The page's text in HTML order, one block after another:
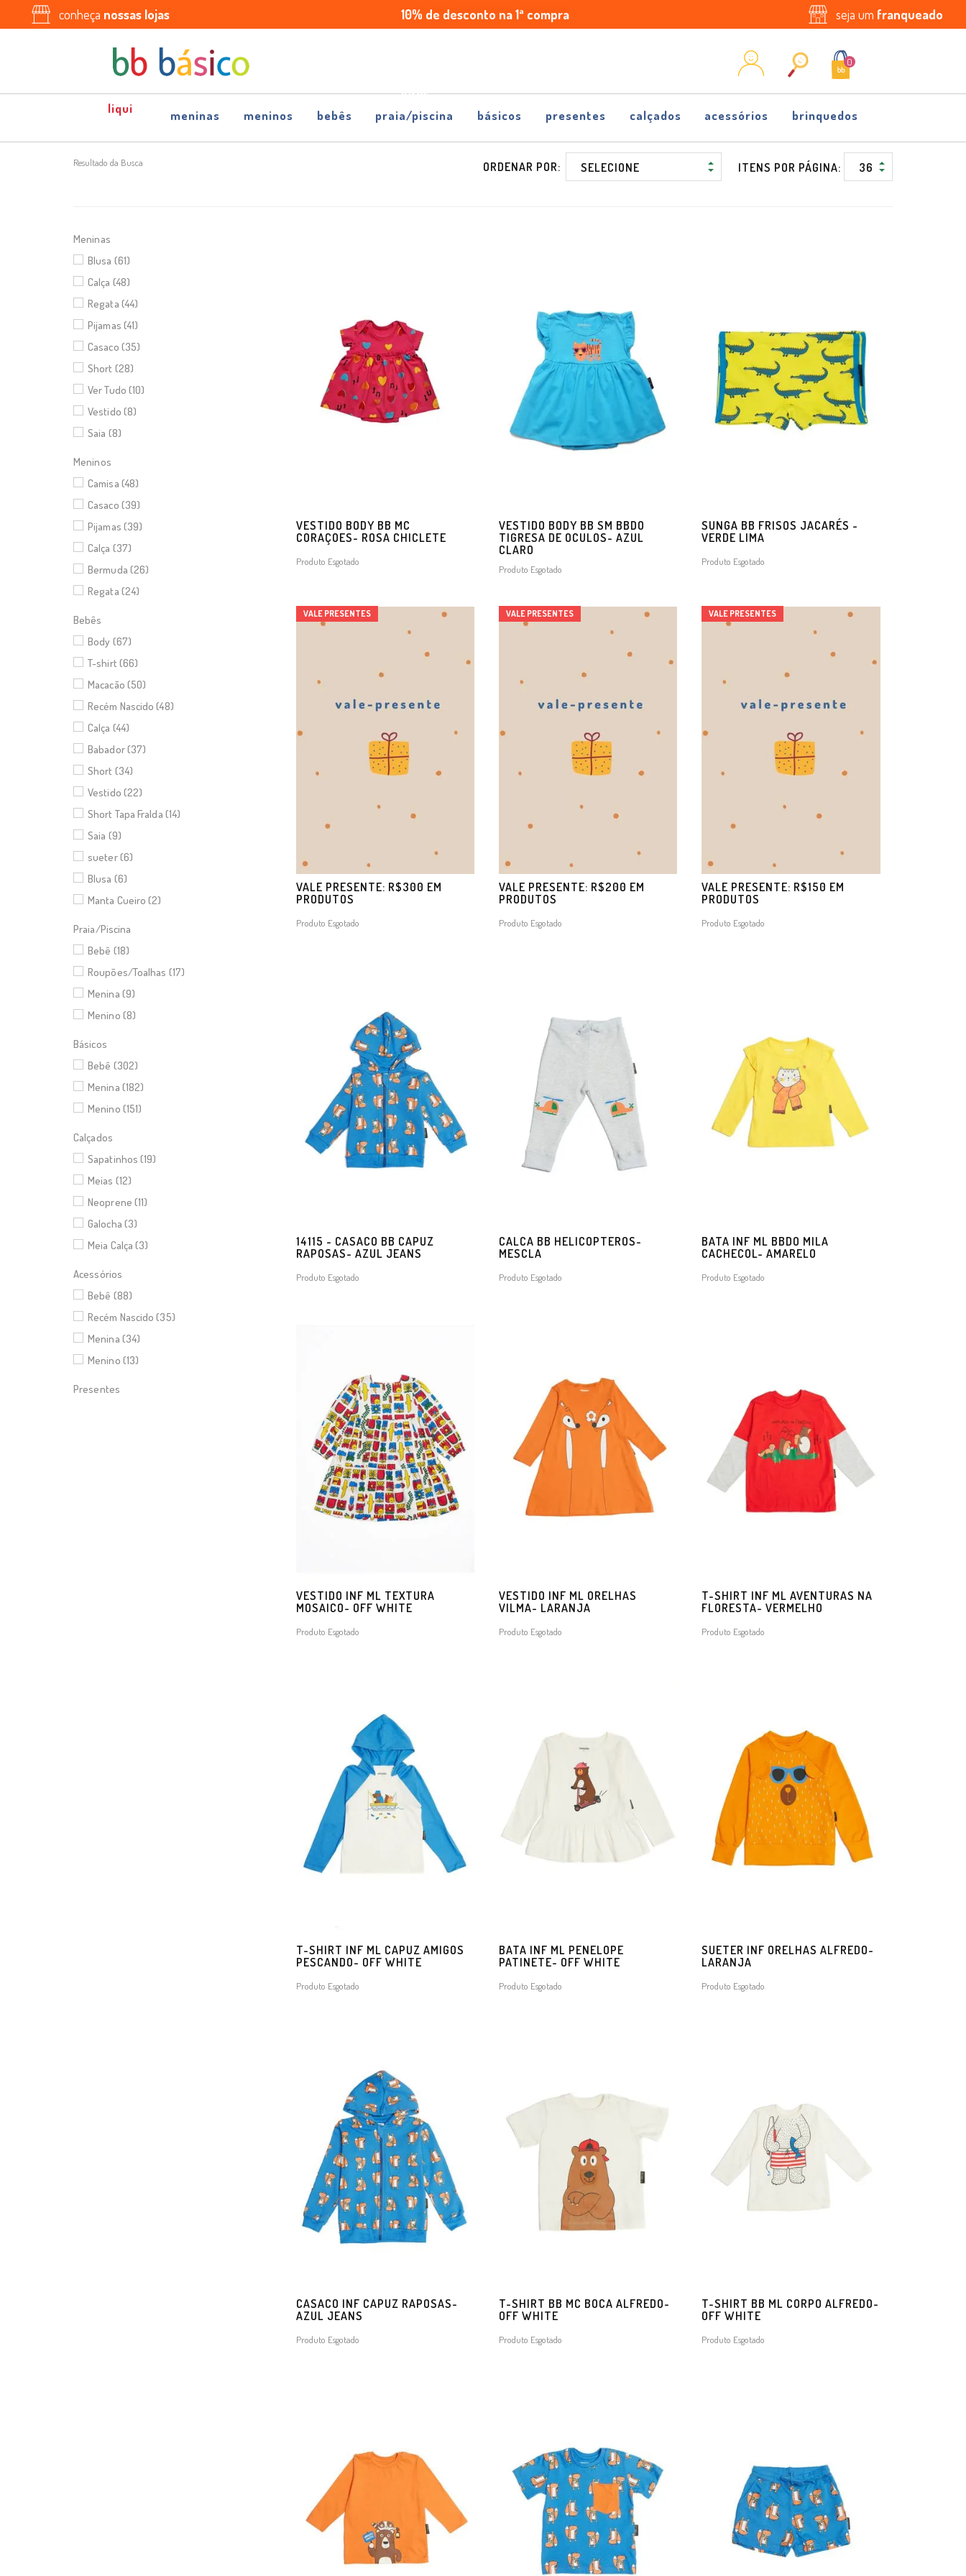
conheça nossas lojas 10% de desconto na 1ª compra
Enviamos
para
Parcele
em
juros
seja um franqueado
0
meninas meninos bebês praia/piscina básicos calçados acessórios brinquedos
presentes
Resultado da Busca ORDENAR POR: ITENS POR PÁGINA:
Meninas
Blusa (61)
Calça (48)
Regata (44)
Pijamas (41)
Casaco (35)
Short (28)
Ver Tudo (10)
Vestido (8)
Saia (8)
Meninos
Camisa (48)
Casaco (39)
Pijamas (39)
Calça (37)
Bermuda (26)
Regata (24)
Bebês
Body (67)
T-shirt (66)
Macacão (50)
Recém Nascido (48)
Calça (44)
Babador (37)
Short (34)
Vestido (22)
Short Tapa Fralda (14)
Saia (9)
sueter (6)
Blusa (6)
Manta Cueiro (2)
Praia/Piscina
Bebê (18)
Roupões/Toalhas (17)
Menina (9)
Menino (8)
Básicos
Bebê (302)
Menina (182)
Menino (151)
Calçados
Sapatinhos (19)
Meias (12)
Neoprene (11)
Galocha (3)
Meia Calça (3)
Acessórios
Bebê (88)
Recém Nascido (35)
Menina (34)
Menino (13)
Presentes
VESTIDO BODY BB MC
CORAÇOES- ROSA CHICLETE
Produto Esgotado
VESTIDO BODY BB SM BBDO
TIGRESA DE OCULOS- AZUL
CLARO
Produto Esgotado
SUNGA BB FRISOS JACARÉS -
VERDE LIMA
Produto Esgotado
VALE PRESENTE: R$300 EM
PRODUTOS
Produto Esgotado
VALE PRESENTES
VALE PRESENTE: R$200 EM
PRODUTOS
Produto Esgotado
VALE PRESENTES
VALE PRESENTE: R$150 EM
PRODUTOS
Produto Esgotado
VALE PRESENTES
14115 - CASACO BB CAPUZ
RAPOSAS- AZUL JEANS
Produto Esgotado
CALCA BB HELICOPTEROS-
MESCLA
Produto Esgotado
BATA INF ML BBDO MILA
CACHECOL- AMARELO
Produto Esgotado
VESTIDO INF ML TEXTURA
MOSAICO- OFF WHITE
Produto Esgotado
VESTIDO INF ML ORELHAS
VILMA- LARANJA
Produto Esgotado
T-SHIRT INF ML AVENTURAS NA
FLORESTA- VERMELHO
Produto Esgotado
T-SHIRT INF ML CAPUZ AMIGOS
PESCANDO- OFF WHITE
Produto Esgotado
BATA INF ML PENELOPE
PATINETE- OFF WHITE
Produto Esgotado
SUETER INF ORELHAS ALFREDO-
LARANJA
Produto Esgotado
CASACO INF CAPUZ RAPOSAS-
AZUL JEANS
Produto Esgotado
T-SHIRT BB MC BOCA ALFREDO-
OFF WHITE
Produto Esgotado
T-SHIRT BB ML CORPO ALFREDO-
OFF WHITE
Produto Esgotado